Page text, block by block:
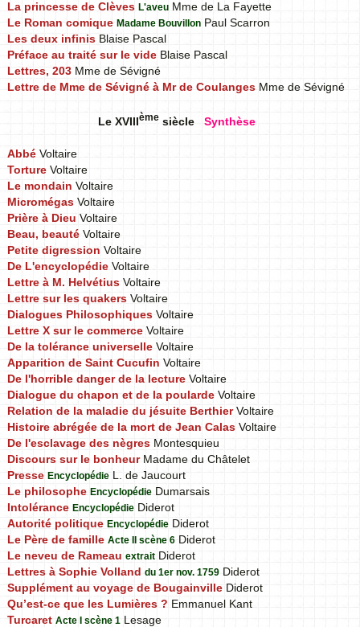
La princesse de Clèves L'aveu Mme de La Fayette
Le Roman comique Madame Bouvillon Paul Scarron
Les deux infinis Blaise Pascal
Préface au traité sur le vide Blaise Pascal
Lettres, 203 Mme de Sévigné
Lettre de Mme de Sévigné à Mr de Coulanges Mme de Sévigné
Le XVIIIèmesiècle Synthèse
Abbé Voltaire
Torture Voltaire
Le mondain Voltaire
Micromégas Voltaire
Prière à Dieu Voltaire
Beau, beauté Voltaire
Petite digression Voltaire
De L'encyclopédie Voltaire
Lettre à M. Helvétius Voltaire
Lettre sur les quakers Voltaire
Dialogues Philosophiques Voltaire
Lettre X sur le commerce Voltaire
De la tolérance universelle Voltaire
Apparition de Saint Cucufin Voltaire
De l'horrible danger de la lecture Voltaire
Dialogue du chapon et de la poularde Voltaire
Relation de la maladie du jésuite BerthierVoltaire
Histoire abrégée de la mort de Jean Calas Voltaire
De l'esclavage des nègres Montesquieu
Discours sur le bonheurMadame du Châtelet
Presse Encyclopédie L. de Jaucourt
Le philosophe Encyclopédie Dumarsais
Intolérance Encyclopédie Diderot
Autorité politique Encyclopédie Diderot
Le Père de famille Acte II scène 6 Diderot
Le neveu de Rameau extrait Diderot
Lettres à Sophie Volland du 1er nov. 1759 Diderot
Supplément au voyage de Bougainville Diderot
Qu’est-ce que les Lumières ? Emmanuel Kant
Turcaret Acte I scène 1 Lesage